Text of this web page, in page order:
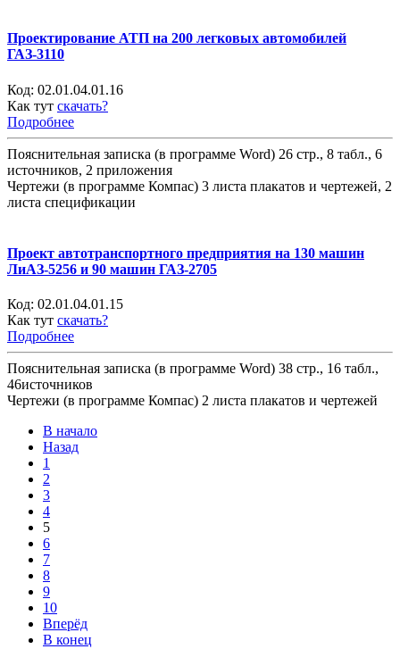
Проектирование АТП на 200 легковых автомобилей
ГАЗ-3110
Код: 02.01.04.01.16
Как тут скачать?
Подробнее
Пояснительная записка (в программе Word) 26 стр., 8 табл., 6
источников, 2 приложения
Чертежи (в программе Компас) 3 листа плакатов и чертежей, 2
листа спецификации
Проект автотранспортного предприятия на 130 машин
ЛиАЗ-5256 и 90 машин ГАЗ-2705
Код: 02.01.04.01.15
Как тут скачать?
Подробнее
Пояснительная записка (в программе Word) 38 стр., 16 табл.,
46источников
Чертежи (в программе Компас) 2 листа плакатов и чертежей
В начало
Назад
1
2
3
4
5
6
7
8
9
10
Вперёд
В конец